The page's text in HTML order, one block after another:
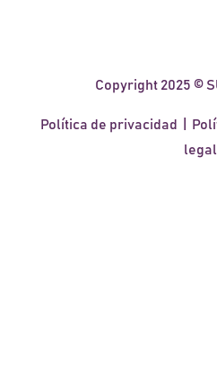
Copyright 2025 ©
Política de privacidad
legal